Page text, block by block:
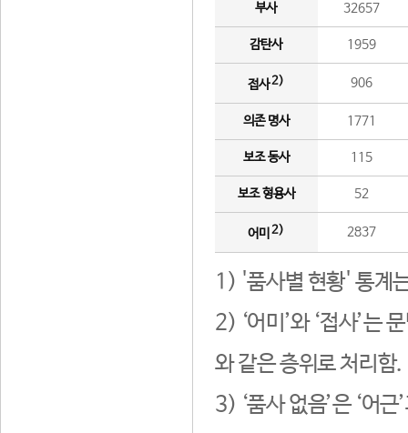
부사 32657
감탄사 1959
접사2) 906
의존 명사 1771
보조 동사 115
보조 형용사 52
어미 2) 2837
1) '품사별 현황' 통계
2) ‘어미’와 ‘접사’는
와 같은 층위로 처리함.
3) ‘품사 없음’은 ‘어